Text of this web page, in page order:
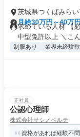
茨城県つくばみら
月給30万円～40万円
求めている人材 【
中型免許以上 ＼こん
制服あり 業界未経験
正社員
公認心理師
株式会社サシノベルテ
資格があれば経験不